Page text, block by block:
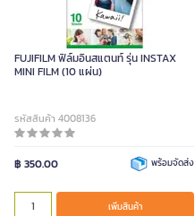
FUJIFILM ฟิล์มอินสแตนท์ รุ่น INSTAX
MINI FILM (10 แผ่น)
รหัสสินค้า 4008136
฿ 350.00 พร้อมจัดส่ง
เพิ่มสินค้า